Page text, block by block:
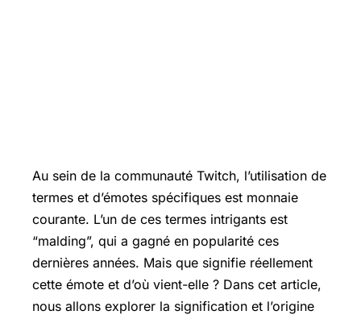
Au sein de la communauté Twitch, l’utilisation de
termes et d’émotes spécifiques est monnaie
courante. L’un de ces termes intrigants est
“malding”, qui a gagné en popularité ces
dernières années. Mais que signifie réellement
cette émote et d’où vient-elle ? Dans cet article,
nous allons explorer la signification et l’origine